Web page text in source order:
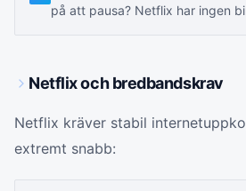
på att pausa? Netflix har ingen
Netflix och bredbandskrav
Netflix kräver stabil
extremt snabb: